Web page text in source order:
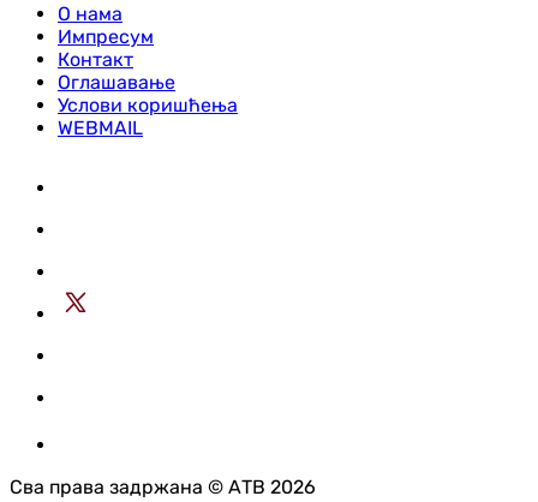
О нама
Импресум
Контакт
Оглашавање
Услови коришћења
WEBMAIL
Сва права задржана © АТВ 2026